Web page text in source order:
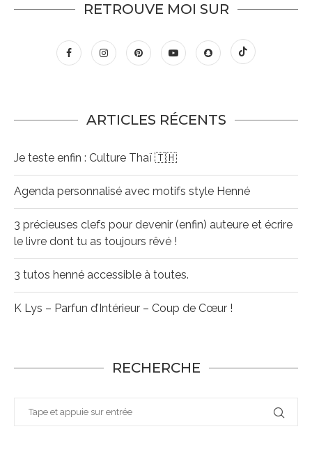
RETROUVE MOI SUR
ARTICLES RÉCENTS
Je teste enfin : Culture Thaï 🇹🇭
Agenda personnalisé avec motifs style Henné
3 précieuses clefs pour devenir (enfin) auteure et écrire
le livre dont tu as toujours rêvé !
3 tutos henné accessible à toutes.
K Lys – Parfun d’Intérieur – Coup de Cœur !
RECHERCHE